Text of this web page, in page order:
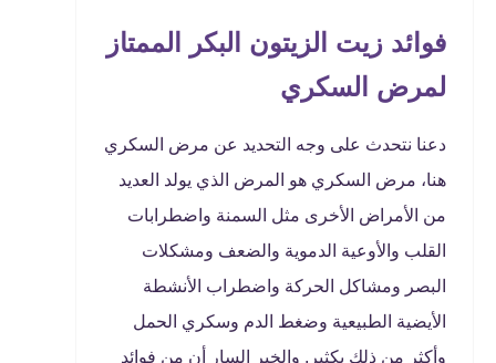
فوائد زيت الزيتون البكر الممتاز
لمرض السكري
دعنا نتحدث على وجه التحديد عن مرض السكري
هنا، مرض السكري هو المرض الذي يولد العديد
من الأمراض الأخرى مثل السمنة واضطرابات
القلب والأوعية الدموية والضعف ومشكلات
البصر ومشاكل الحركة واضطراب الأنشطة
الأيضية الطبيعية وضغط الدم وسكري الحمل
وأكثر من ذلك بكثير, والخبر السار أن من فوائد